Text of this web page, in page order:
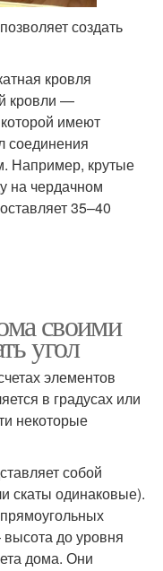
создать
кровля
кровли —
имеют
соединения
Например, крутые
на чердачном
35–40
своими
угол
элементов
в градусах или
некоторые
собой
скаты одинаковые).
до уровня
дома. Они